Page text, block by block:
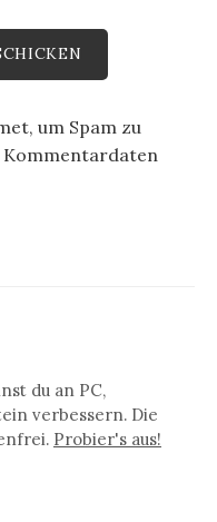
um Spam zu
Kommentardaten
du an PC,
verbessern. Die
Probier's aus!